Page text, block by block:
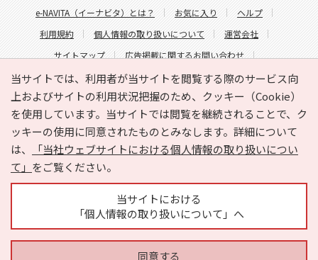
当サイトでは、利用者が当サイトを閲覧する際のサービス向
上およびサイトの利用状況把握のため、クッキー（Cookie）
を使用しています。当サイトでは閲覧を継続されることで、ク
ッキーの使用に同意されたものとみなします。詳細について
は、
「当社ウェブサイトにおける個人情報の取り扱いについ
て」 をご覧ください。
当サイトにおける
「個人情報の取り扱いについて」へ
同意する
e-NAVITA（イーナビタ）とは？ お気に入り
ヘルプ
利用規約
個人情報の取り扱いについて
運営会社
サイトマップ
広告掲載に関するお問い合わせ
サイトの内容に関するお問い合わせ
Copyright © HYOJITO.Co.,Ltd. All Rights Reserved.